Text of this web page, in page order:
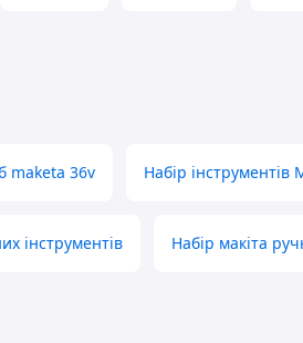
maketa 36v Набір інструментів
інструментів Набір макіта